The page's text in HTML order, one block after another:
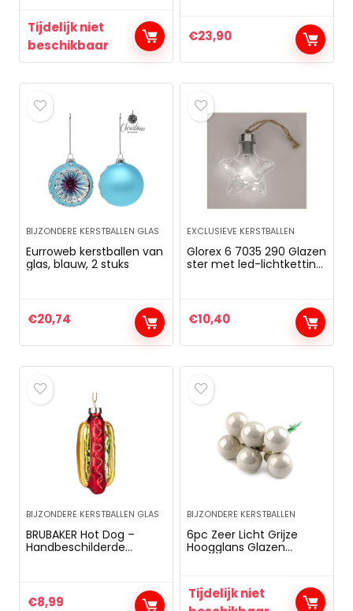
Tijdelijk niet
beschikbaar
kerstboomversiering 10
cm diameter
€23,90
BIJZONDERE KERSTBALLEN GLAS
Eurroweb kerstballen van
glas, blauw, 2 stuks
€20,74
EXCLUSIEVE KERSTBALLEN
Glorex 6 7035 290 Glazen
ster met led-lichtketting
verlichting, ca. 8 x 9 x 3
cm groot.
€10,40
BIJZONDERE KERSTBALLEN GLAS
BRUBAKER Hot Dog –
Handbeschilderde
Figuren Grappige
€8,99
BIJZONDERE KERSTBALLEN
6pc Zeer Licht Grijze
Hoogglans Glazen
Decoratie, Kerst
Boerderij, Kunst Kerst,
Tijdelijk niet